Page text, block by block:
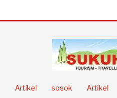
Artikel sosok
Artikel